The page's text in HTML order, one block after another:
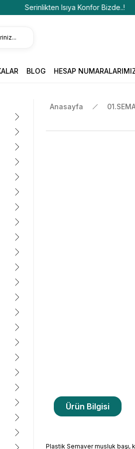
Serinlikten Isıya Konfor Bizde..!
BLOG HESAP
Anasayfa
Ürün Bilgisi
Plastik Semaver musluk başı,